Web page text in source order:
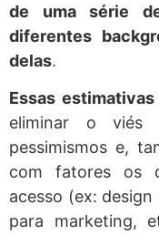
de uma série
diferentes
delas.
Essas
eliminar o viés
pessimismos e,
com fatores os
acesso (ex:
para marketing,